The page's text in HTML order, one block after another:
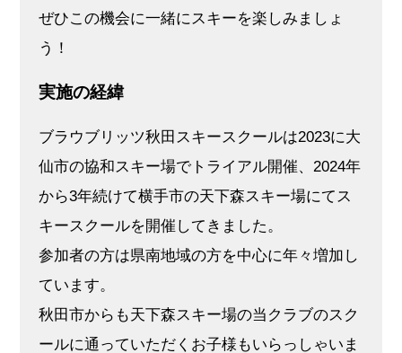
ぜひこの機会に一緒にスキーを楽しみましょ
う！
実施の経緯
ブラウブリッツ秋田スキースクールは2023に大
仙市の協和スキー場でトライアル開催、2024年
から3年続けて横手市の天下森スキー場にてス
キースクールを開催してきました。
参加者の方は県南地域の方を中心に年々増加し
ています。
秋田市からも天下森スキー場の当クラブのスク
ールに通っていただくお子様もいらっしゃいま